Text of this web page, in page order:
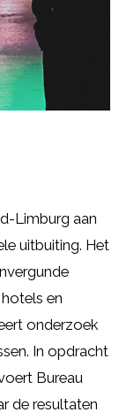
Limburg aan
uitbuiting. Het
en
onderzoek
In opdracht
Bureau
de resultaten